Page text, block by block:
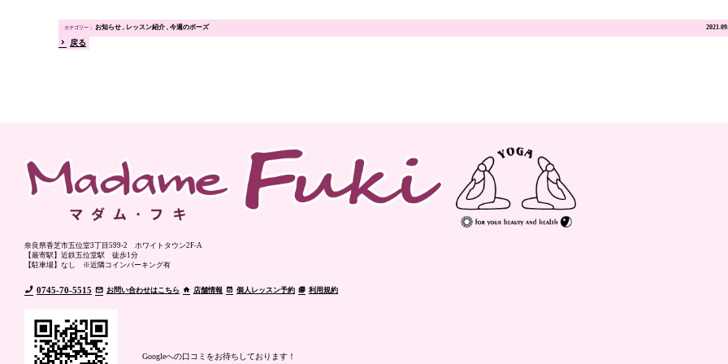
お知らせ レッスン紹介 今週のポーズ
戻る
奈良県香芝市五位堂3丁目599-2 ホワイトタウン2F-A
【最寄駅】近鉄五位堂駅 徒歩1分
【駐車場】なし ※近隣コインパーキング有
0745-70-5515 お問い合わせはこちら 店舗情報 個人レッスン予約 利用規約
Googleへの口コミをお待ちしております！